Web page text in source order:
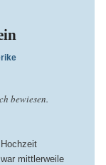
bewiesen.
mittlerweile